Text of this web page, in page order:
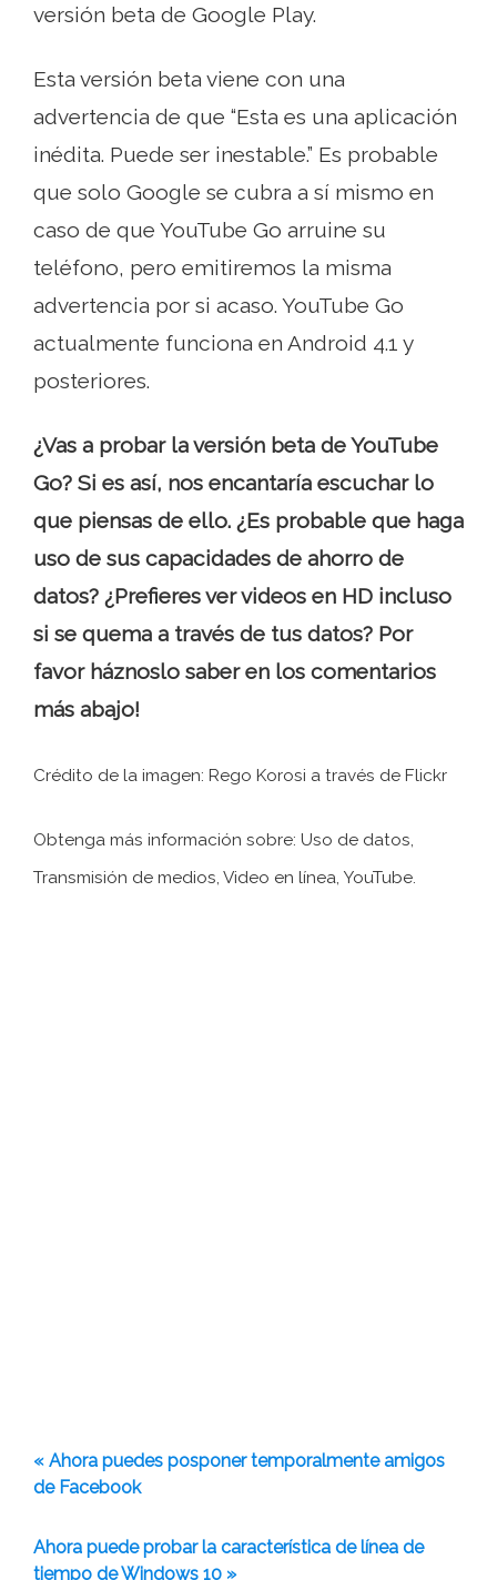
versión beta de Google Play.
Esta versión beta viene con una
advertencia de que “Esta es una aplicación
inédita. Puede ser inestable.” Es probable
que solo Google se cubra a sí mismo en
caso de que YouTube Go arruine su
teléfono, pero emitiremos la misma
advertencia por si acaso. YouTube Go
actualmente funciona en Android 4.1 y
posteriores.
¿Vas a probar la versión beta de YouTube
Go? Si es así, nos encantaría escuchar lo
que piensas de ello. ¿Es probable que haga
uso de sus capacidades de ahorro de
datos? ¿Prefieres ver videos en HD incluso
si se quema a través de tus datos? Por
favor háznoslo saber en los comentarios
más abajo!
Crédito de la imagen: Rego Korosi a través de Flickr
Obtenga más información sobre: ​​Uso de datos,
Transmisión de medios, Video en línea, YouTube.
« Ahora puedes posponer temporalmente amigos
de Facebook
Ahora puede probar la característica de línea de
tiempo de Windows 10 »